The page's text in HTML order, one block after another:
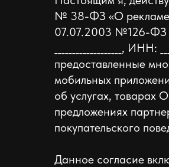
№ 38-ФЗ «О
07.07.2003 №126-ФЗ «О
___________________,
предоставленные
мобильных
об услугах, товарах
предложениях
покупательского
Данное согласие